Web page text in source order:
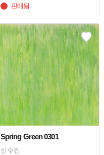
판매됨
Spring Green 0301
신수진